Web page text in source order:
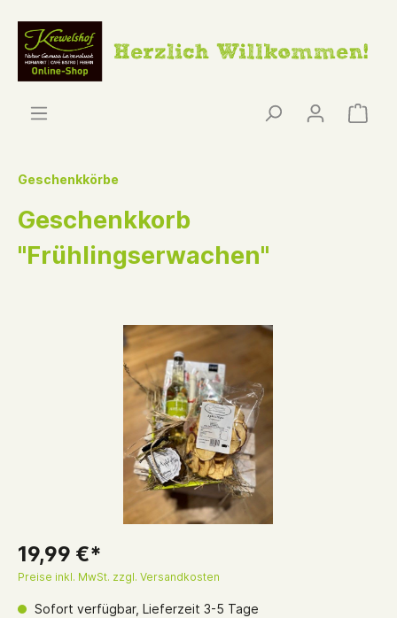
Geschenkkörbe
Geschenkkorb
"Frühlingserwachen"
19,99 €*
Preise inkl. MwSt. zzgl. Versandkosten
Sofort verfügbar, Lieferzeit 3-5 Tage